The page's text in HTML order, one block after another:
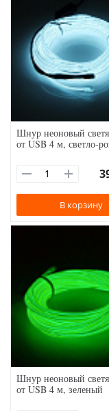
Шнур неоновый
от USB 4 м, светло-
В корзину
Шнур неоновый
от USB 4 м, зеленый